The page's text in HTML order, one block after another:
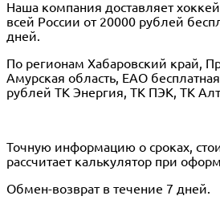
Наша компания доставляет
всей России от 20000 рублей
дней.
По регионам Хабаровский край,
Амурская область, ЕАО
рублей ТК Энергия, ТК ПЭК, ТК
Точную информацию о сроках,
рассчитает калькулятор при
Обмен-возврат в течение 7 дней.